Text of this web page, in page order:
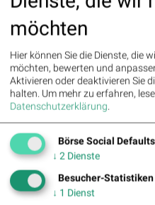
%
%
%
%
. :
%
Christian Drastil: Wiener
Wiener Börse Party
Mobility weiter
Bajaj mein Man of
BSNgine
möchten
Hier können Sie die Dienste, die
möchten, bewerten und
Aktivieren oder deaktivieren Sie
halten. Um mehr zu erfahren,
Datenschutzerklärung.
Börse Social Defaults
↓ 2 Dienste
Besucher-Statistiken
↓ 1 Dienst